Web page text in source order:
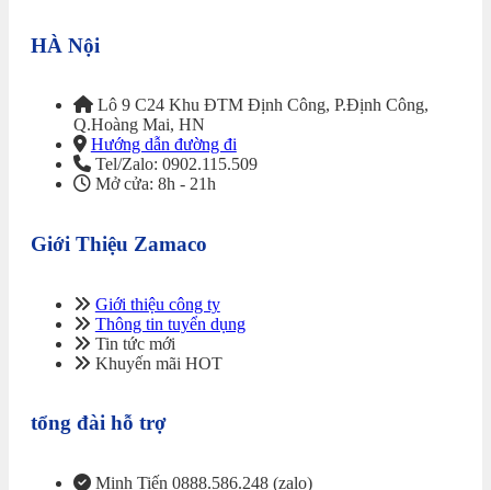
HÀ Nội
Lô 9 C24 Khu ĐTM Định Công, P.Định Công,
Q.Hoàng Mai, HN
Hướng dẫn đường đi
Tel/Zalo: 0902.115.509
Mở cửa: 8h - 21h
Giới Thiệu Zamaco
Giới thiệu công ty
Thông tin tuyển dụng
Tin tức mới
Khuyến mãi HOT
tổng đài hỗ trợ
Minh Tiến 0888.586.248 (zalo)